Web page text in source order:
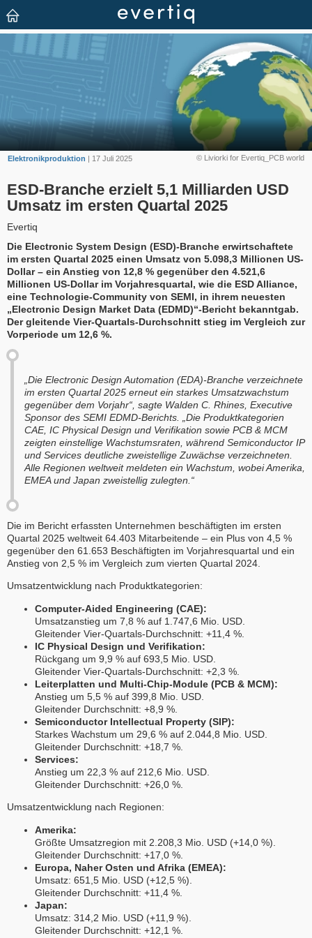
© Liviorki for Evertiq_PCB world
Elektronikproduktion | 17 Juli 2025
ESD-Branche erzielt 5,1 Milliarden USD
Umsatz im ersten Quartal 2025
Evertiq
Die Electronic System Design (ESD)-Branche erwirtschaftete
im ersten Quartal 2025 einen Umsatz von 5.098,3 Millionen US-
Dollar – ein Anstieg von 12,8 % gegenüber den 4.521,6
Millionen US-Dollar im Vorjahresquartal, wie die ESD Alliance,
eine Technologie-Community von SEMI, in ihrem neuesten
„Electronic Design Market Data (EDMD)“-Bericht bekanntgab.
Der gleitende Vier-Quartals-Durchschnitt stieg im Vergleich zur
Vorperiode um 12,6 %.
„Die Electronic Design Automation (EDA)-Branche verzeichnete
im ersten Quartal 2025 erneut ein starkes Umsatzwachstum
gegenüber dem Vorjahr“, sagte Walden C. Rhines, Executive
Sponsor des SEMI EDMD-Berichts. „Die Produktkategorien
CAE, IC Physical Design und Verifikation sowie PCB & MCM
zeigten einstellige Wachstumsraten, während Semiconductor IP
und Services deutliche zweistellige Zuwächse verzeichneten.
Alle Regionen weltweit meldeten ein Wachstum, wobei Amerika,
EMEA und Japan zweistellig zulegten.“
Die im Bericht erfassten Unternehmen beschäftigten im ersten
Quartal 2025 weltweit 64.403 Mitarbeitende – ein Plus von 4,5 %
gegenüber den 61.653 Beschäftigten im Vorjahresquartal und ein
Anstieg von 2,5 % im Vergleich zum vierten Quartal 2024.
Umsatzentwicklung nach Produktkategorien:
Computer-Aided Engineering (CAE):
Umsatzanstieg um 7,8 % auf 1.747,6 Mio. USD.
Gleitender Vier-Quartals-Durchschnitt: +11,4 %.
IC Physical Design und Verifikation:
Rückgang um 9,9 % auf 693,5 Mio. USD.
Gleitender Vier-Quartals-Durchschnitt: +2,3 %.
Leiterplatten und Multi-Chip-Module (PCB & MCM):
Anstieg um 5,5 % auf 399,8 Mio. USD.
Gleitender Durchschnitt: +8,9 %.
Semiconductor Intellectual Property (SIP):
Starkes Wachstum um 29,6 % auf 2.044,8 Mio. USD.
Gleitender Durchschnitt: +18,7 %.
Services:
Anstieg um 22,3 % auf 212,6 Mio. USD.
Gleitender Durchschnitt: +26,0 %.
Umsatzentwicklung nach Regionen:
Amerika:
Größte Umsatzregion mit 2.208,3 Mio. USD (+14,0 %).
Gleitender Durchschnitt: +17,0 %.
Europa, Naher Osten und Afrika (EMEA):
Umsatz: 651,5 Mio. USD (+12,5 %).
Gleitender Durchschnitt: +11,4 %.
Japan:
Umsatz: 314,2 Mio. USD (+11,9 %).
Gleitender Durchschnitt: +12,1 %.